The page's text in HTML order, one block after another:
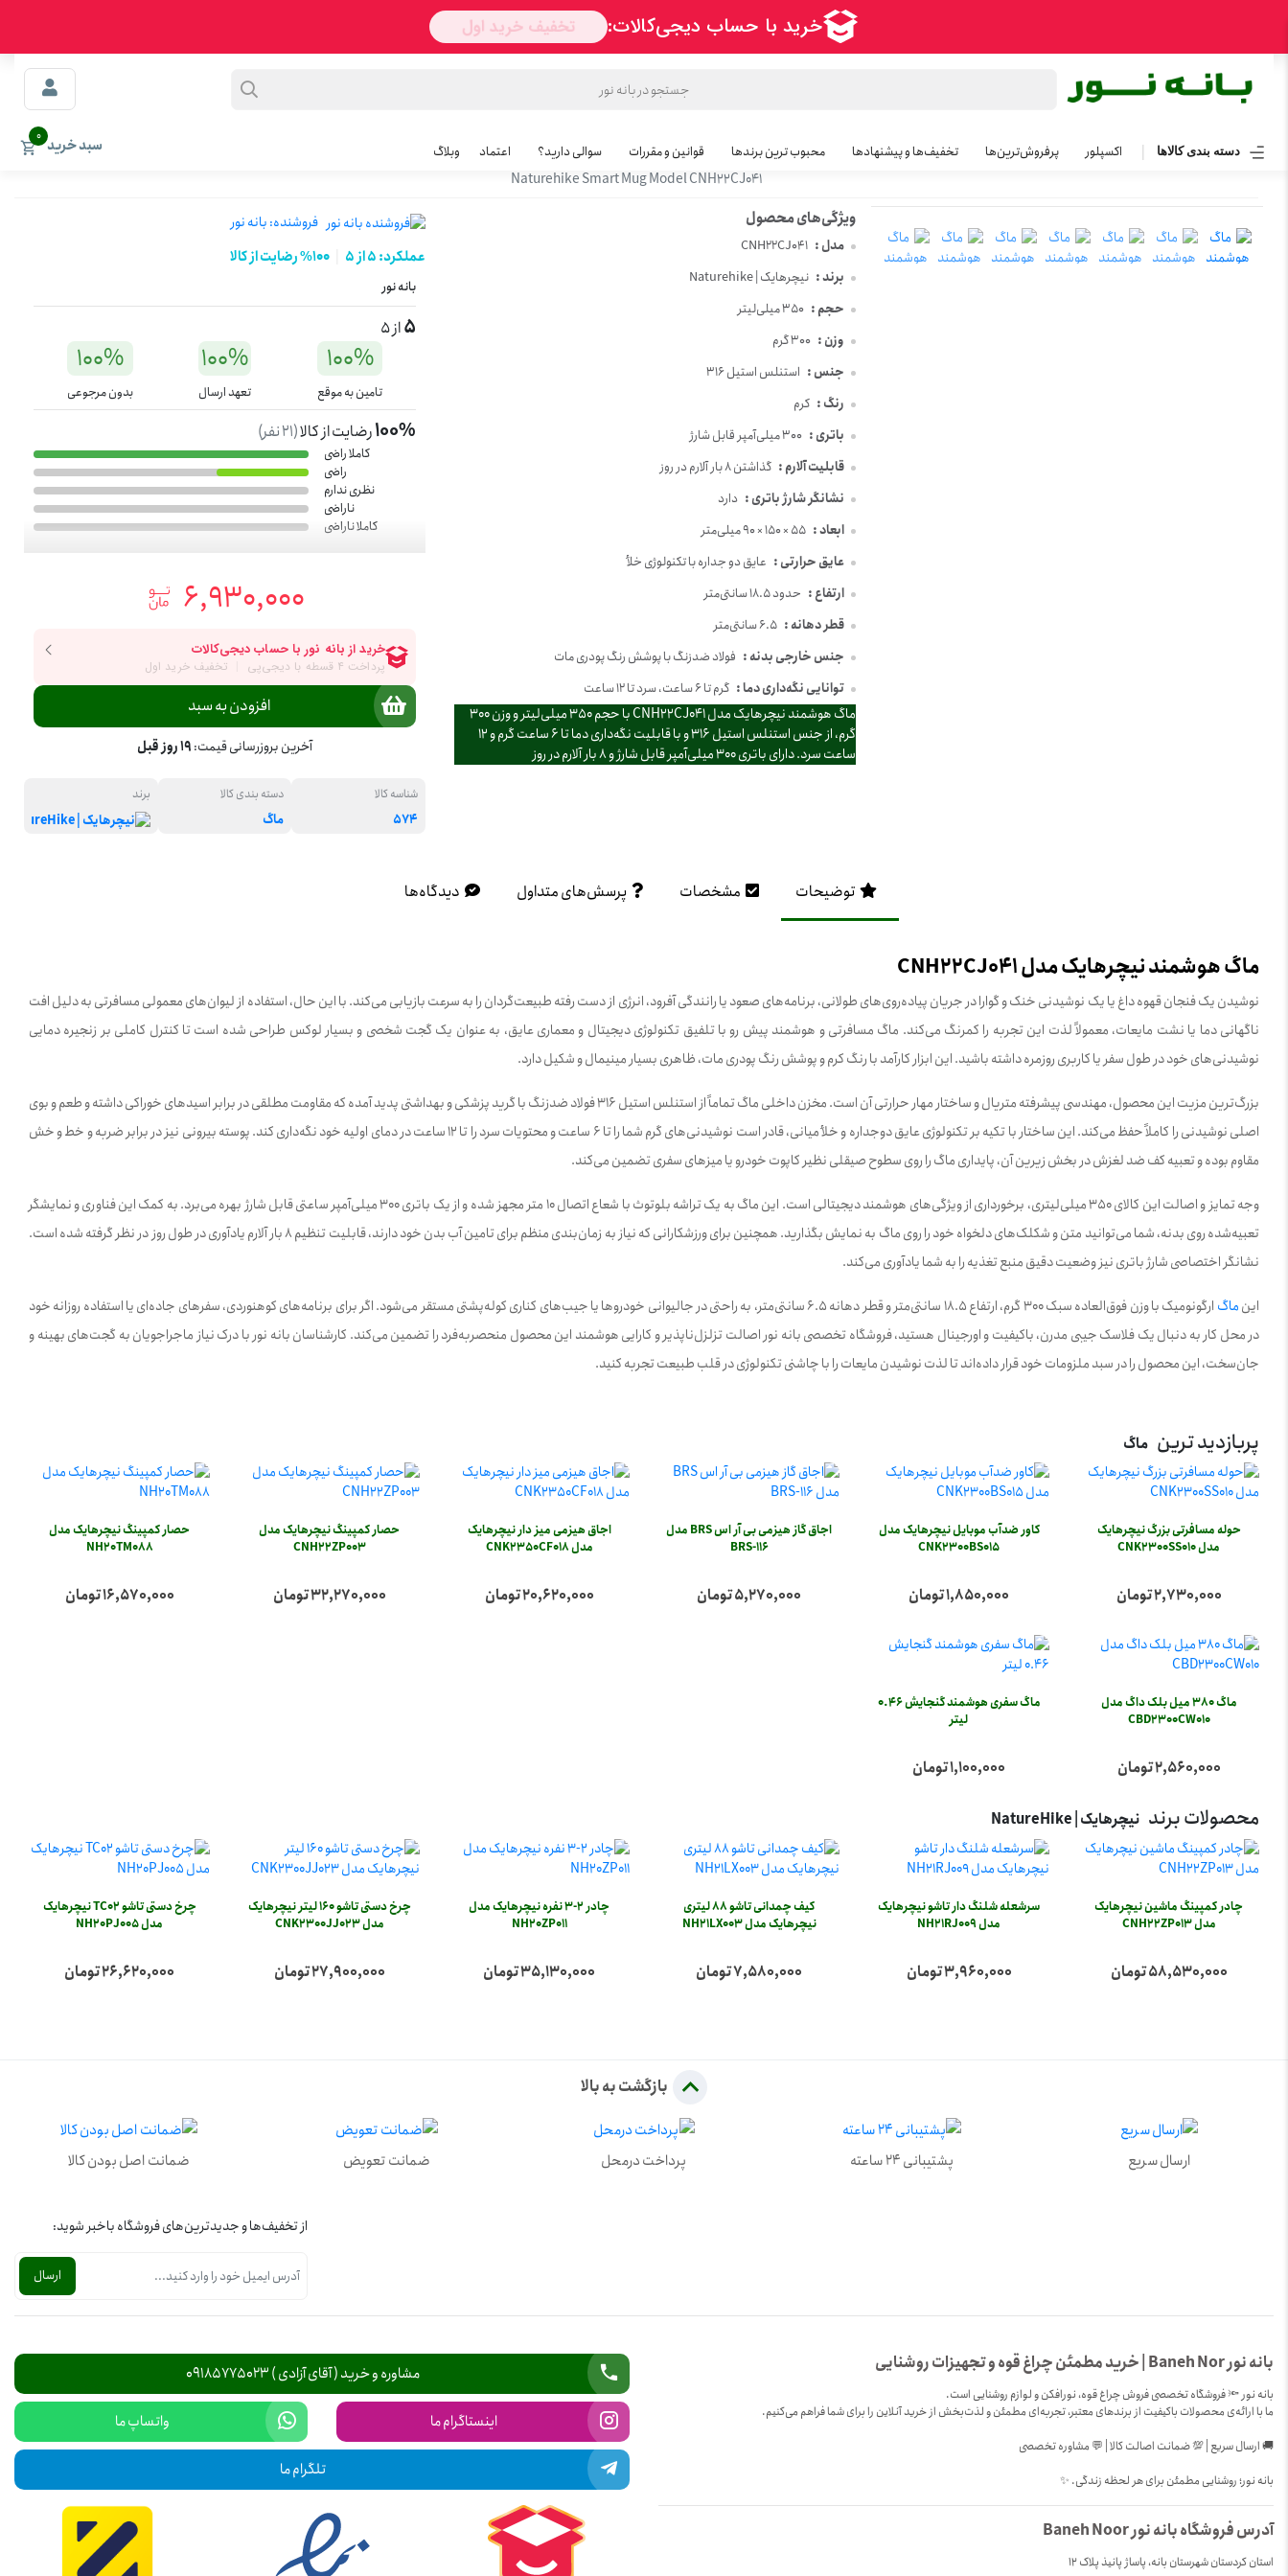
دسته بندی کالاها اکسپلور پرفروش‌ترین‌ها تخفیف‌ها و پیشنهادها محبوب ترین برندها قوانین و مقررات سوالی دارید؟ اعتماد وبلاگ سبد خرید 0 ماگ هوشمند نیچرهایک مدل CNH22CJ041 اورجینال
Naturehike Smart Mug Model CNH22CJ041
مدل : CNH22CJ041
برند : نیچرهایک | Naturehike
حجم : 350 میلی‌لیتر
وزن : 300 گرم
جنس : استنلس استیل 316
رنگ : کرم
باتری : 300 میلی‌آمپر قابل شارژ
قابلیت آلارم : گذاشتن 8 بار آلارم در روز
نشانگر شارژ باتری : دارد
ابعاد : 55 × 150 × 90 میلی‌متر
عایق حرارتی : عایق دو جداره با تکنولوژی خلأ
ارتفاع : حدود 18.5 سانتی‌متر
قطر دهانه : 6.5 سانتی‌متر
جنس خارجی بدنه : فولاد ضدزنگ با پوشش رنگ پودری مات
توانایی نگه‌داری دما : گرم تا 6 ساعت، سرد تا 12 ساعت
ماگ هوشمند نیچرهایک مدل CNH22CJ041 با حجم 350 میلی‌لیتر و وزن 300
گرم، از جنس استنلس استیل 316 و با قابلیت نگه‌داری دما تا 6 ساعت گرم و 12
ساعت سرد. دارای باتری 300 میلی‌آمپر قابل شارژ و 8 بار آلارم در روز
فروشنده:بانه نور
عملکرد: 5 از 5
100% رضایت از کالا
بانه نور
5از 5
100%
تامین به موقع
100%
تعهد ارسال
100%
بدون مرجوعی
100%رضایت از کالا(
21نفر)
کاملا راضی
راضی
نظری ندارم
ناراضی
کاملا ناراضی
6,930,000
افزودن به سبد
آخرین بروزرسانی قیمت:19 روز قبل
شناسه کالا
574
دسته بندی کالا
ماگ
برند
توضیحات مشخصات پرسش‌های متداول دیدگاه‌ها
ماگ هوشمند نیچرهایک مدل CNH22CJ041
نوشیدن یک فنجان قهوه داغ یا یک نوشیدنی خنک و گوارا در جریان پیاده‌روی‌های طولانی، برنامه‌های صعود یا رانندگی آفرود، انرژی از دست رفته طبیعت‌گردان را به سرعت بازیابی می‌کند. با این حال، استفاده از لیوان‌های معمولی مسافرتی به دلیل افت
ناگهانی دما یا نشت مایعات، معمولاً لذت این تجربه را کمرنگ می‌کند. ماگ مسافرتی و هوشمند پیش رو با تلفیق تکنولوژی دیجیتال و معماری عایق، به عنوان یک گجت شخصی و بسیار لوکس طراحی شده است تا کنترل کاملی بر زنجیره دمایی
نوشیدنی‌های خود در طول سفر یا کاربری روزمره داشته باشید. این ابزار کارآمد با رنگ کرم و پوشش رنگ پودری مات، ظاهری بسیار مینیمال و شکیل دارد.
بزرگ‌ترین مزیت این محصول، مهندسی پیشرفته متریال و ساختار مهار حرارتی آن است. مخزن داخلی ماگ تماماً از استنلس استیل 316 فولاد ضدزنگ با گرید پزشکی و بهداشتی پدید آمده که مقاومت مطلقی در برابر اسیدهای خوراکی داشته و طعم و بوی
اصلی نوشیدنی را کاملاً حفظ می‌کند. این ساختار با تکیه بر تکنولوژی عایق دوجداره و خلأ میانی، قادر است نوشیدنی‌های گرم شما را تا 6 ساعت و محتویات سرد را تا 12 ساعت در دمای اولیه خود نگه‌داری کند. پوسته بیرونی نیز در برابر ضربه و خط و خش
مقاوم بوده و تعبیه کف ضد لغزش در بخش زیرین آن، پایداری ماگ را روی سطوح صیقلی نظیر کاپوت خودرو یا میزهای سفری تضمین می‌کند.
وجه تمایز و اصالت این کالای 350 میلی‌لیتری، برخورداری از ویژگی‌های هوشمند دیجیتالی است. این ماگ به یک تراشه بلوتوث با شعاع اتصال 10 متر مجهز شده و از یک باتری 300 میلی‌آمپر ساعتی قابل شارژ بهره می‌برد. به کمک این فناوری و نمایشگر
تعبیه‌شده روی بدنه، شما می‌توانید متن و شکلک‌های دلخواه خود را روی ماگ به نمایش بگذارید. همچنین برای ورزشکارانی که نیاز به زمان‌بندی منظم برای تامین آب بدن خود دارند، قابلیت تنظیم 8 بار آلارم یادآوری در طول روز در نظر گرفته شده است.
نشانگر اختصاصی شارژ باتری نیز وضعیت دقیق منبع تغذیه را به شما یادآوری می‌کند.
اینماگ
ارگونومیک با وزن فوق‌العاده سبک 300 گرم، ارتفاع 18.5 سانتی‌متر و قطر دهانه 6.5 سانتی‌متر، به راحتی در جالیوانی خودروها یا جیب‌های کناری کوله‌پشتی مستقر می‌شود. اگر برای برنامه‌های کوهنوردی، سفرهای جاده‌ای یا استفاده روزانه خود
در محل کار به دنبال یک فلاسک جیبی مدرن، باکیفیت و اورجینال هستید، فروشگاه تخصصی بانه نور اصالت تزلزل‌ناپذیر و کارایی هوشمند این محصول منحصربه‌فرد را تضمین می‌کند. کارشناسان بانه نور با درک نیاز ماجراجویان به گجت‌های بهینه و
جان‌سخت، این محصول را در سبد ملزومات خود قرار داده‌اند تا لذت نوشیدن مایعات را با چاشنی تکنولوژی در قلب طبیعت تجربه کنید.
پربازدید ترین ماگ
حوله مسافرتی بزرگ نیچرهایک
مدل CNK2300SS010
2,730,000 تومان
کاور ضدآب موبایل نیچرهایک مدل
CNK2300BS015
1,850,000 تومان
اجاق گاز هیزمی بی آر اس BRS مدل
BRS-116
5,270,000 تومان
اجاق هیزمی میز دار نیچرهایک
مدل CNK2350CF018
20,620,000 تومان
حصار کمپینگ نیچرهایک مدل
CNH22ZP003
32,270,000 تومان
حصار کمپینگ نیچرهایک مدل
NH20TM088
16,570,000 تومان
ماگ 380 میل بلک داگ مدل
CBD2300CW010
2,560,000 تومان
ماگ سفری هوشمند گنجایش 0.46
لیتر
1,100,000 تومان
محصولات برند نیچرهایک | NatureHike
چادر کمپینگ ماشین نیچرهایک
مدل CNH22ZP013
58,530,000 تومان
سرشعله شلنگ دار تاشو نیچرهایک
مدل NH21RJ009
3,960,000 تومان
کیف چمدانی تاشو 88 لیتری
نیچرهایک مدل NH21LX003
7,580,000 تومان
چادر 2-3 نفره نیچرهایک مدل
NH20ZP011
35,130,000 تومان
چرخ دستی تاشو 160 لیتر نیچرهایک
مدل CNK2300JJ023
27,900,000 تومان
چرخ دستی تاشو TC02 نیچرهایک
مدل NH20PJ005
26,620,000 تومان
بازگشت به بالا
ارسال سریع پشتیبانی 24 ساعته پرداخت درمحل ضمانت تعویض ضمانت اصل بودن کالا
از تخفیف‌ها و جدیدترین‌های فروشگاه باخبر شوید:
بانه نور Baneh Nor | خرید مطمئن چراغ قوه و تجهیزات روشنایی
بانه نور 🔦 فروشگاه تخصصی فروش چراغ قوه، نورافکن و لوازم روشنایی است.
ما با ارائه‌ی محصولات باکیفیت از برندهای معتبر، تجربه‌ای مطمئن و لذت‌بخش از خرید آنلاین را برای شما فراهم می‌کنیم.
🚚 ارسال سریع | 💯 ضمانت اصالت کالا | 💬 مشاوره تخصصی
بانه نور؛ روشنایی مطمئن برای هر لحظه زندگی. ✨
آدرس فروشگاه بانه نور Baneh Noor
استان کردستان شهرستان بانه، پاساژ پانیذ پلاک 12
مشاوره و خرید ( آقای آزادی ) 09185775023
اینستاگرام ما واتساپ ما
تلگرام ما